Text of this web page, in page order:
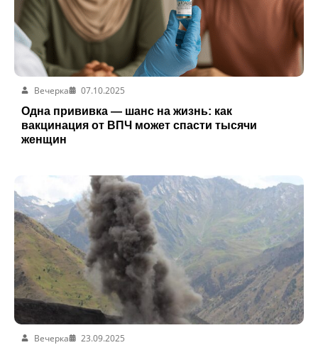
Вечерка
07.10.2025
Одна прививка — шанс на жизнь: как
вакцинация от ВПЧ может спасти тысячи
женщин
Вечерка
23.09.2025